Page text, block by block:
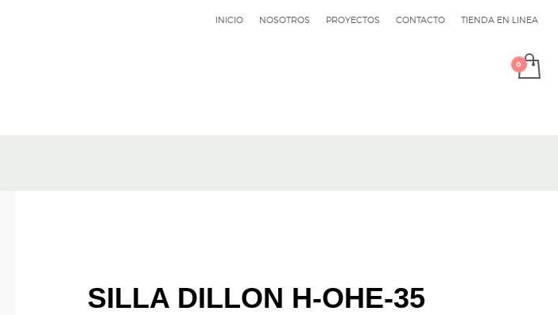
INICIO NOSOTROS PROYECTOS CONTACTO TIENDA EN LINEA
SILLA DILLON H-OHE-35